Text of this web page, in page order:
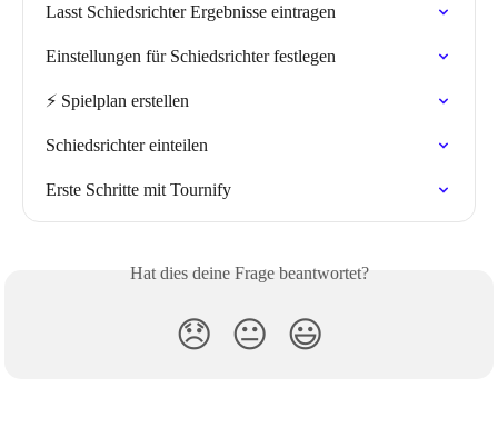
Lasst Schiedsrichter Ergebnisse eintragen
Einstellungen für Schiedsrichter festlegen
⚡️ Spielplan erstellen
Schiedsrichter einteilen
Erste Schritte mit Tournify
Hat dies deine Frage beantwortet?
😞 😐 😃